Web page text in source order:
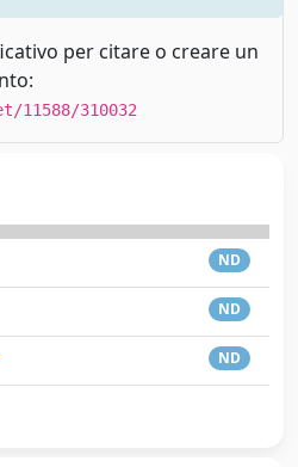
per citare o creare un
310032
ND
ND
ND